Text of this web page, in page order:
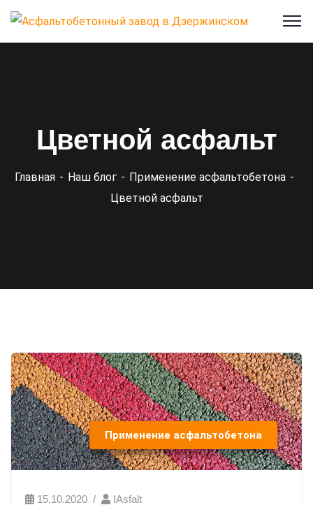
Цветной асфальт
Главная Наш блог
Применение асфальтобетона
Цветной асфальт
Применение асфальтобетона
15.10.2020 IAsfalt